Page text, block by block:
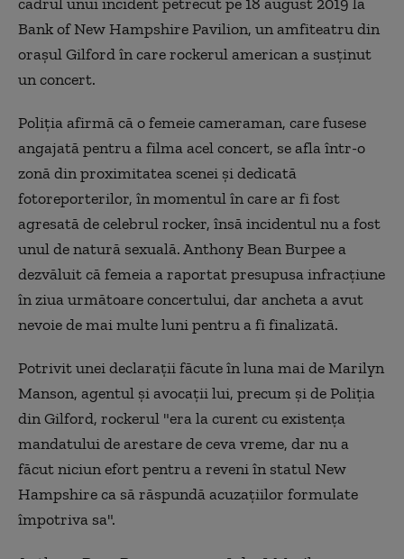
Bank of New Hampshire Pavilion, un amfiteatru din
oraşul Gilford în care rockerul american a susţinut
un concert.
Poliţia afirmă că o femeie cameraman, care fusese
angajată pentru a filma acel concert, se afla într-o
zonă din proximitatea scenei şi dedicată
fotoreporterilor, în momentul în care ar fi fost
agresată de celebrul rocker, însă incidentul nu a fost
unul de natură sexuală. Anthony Bean Burpee a
dezvăluit că femeia a raportat presupusa infracţiune
în ziua următoare concertului, dar ancheta a avut
nevoie de mai multe luni pentru a fi finalizată.
Potrivit unei declaraţii făcute în luna mai de Marilyn
Manson, agentul şi avocaţii lui, precum şi de Poliţia
din Gilford, rockerul "era la curent cu existenţa
mandatului de arestare de ceva vreme, dar nu a
făcut niciun efort pentru a reveni în statul New
Hampshire ca să răspundă acuzaţiilor formulate
împotriva sa".